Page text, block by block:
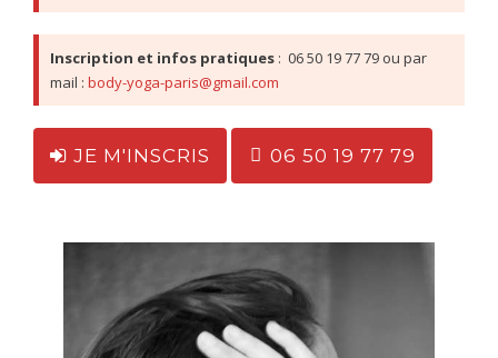
Inscription et infos pratiques :  06 50 19 77 79 ou par
mail : body-yoga-paris@gmail.com
JE M'INSCRIS 06 50 19 77 79